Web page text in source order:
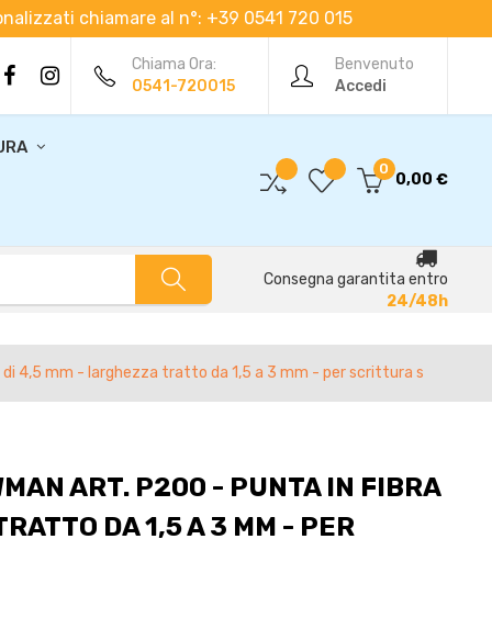
chiamare al n°: +39 0541 720 015
Benvenuto
Accedi
Chiama Ora:
0541-720015
0
0,00 €
Consegna garantita entro
24/48h
di 4,5 mm - larghezza tratto da 1,5 a 3 mm - per scrittura s
ART. P200 - PUNTA IN FIBRA
DA 1,5 A 3 MM - PER